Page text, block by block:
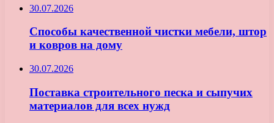
30.07.2026
Способы качественной чистки мебели, штор
и ковров на дому
30.07.2026
Поставка строительного песка и сыпучих
материалов для всех нужд